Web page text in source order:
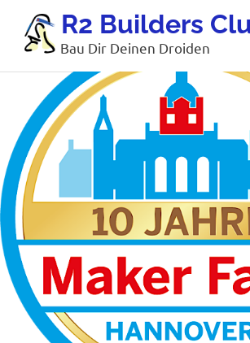
Inhalt
springen
R2 Builders
Bau Dir Deinen Droiden